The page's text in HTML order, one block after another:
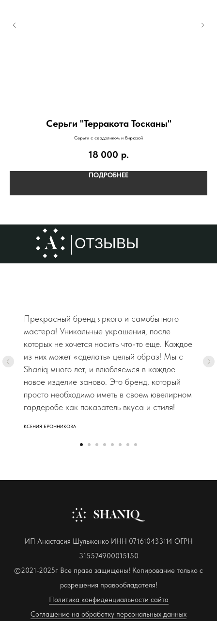
Серьги "Терракота Тосканы"
Серьги с сердоликом и бирюзой
18 000 р.
ПОДРОБНЕЕ
ОТЗЫВЫ
Прекрасный бренд яркого и самобытного
мастера! Уникальные украшения, после
которых не хочется носить что-то еще. Каждое
из них может «сделать» целый образ! Мы с
Shaniq много лет, и влюбляемся в каждое
новое изделие заново. Это бренд, который
просто необходимо иметь в своем ювелирном
гардеробе как показатель вкуса и стиля!
КСЕНИЯ БРОННИКОВА
ИП Анастасия Шульженко ИНН 071610433114 ОГРН
315574900015150
©2021-2025г Все права защищены! Копирование только с
разрешения правообладателя!
Политика конфиденциальности сайта
Соглашение на обработку персональных данных